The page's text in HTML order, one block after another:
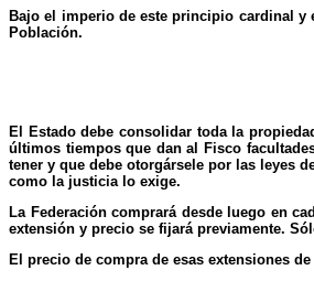
Bajo el imperio de este principio cardinal y
Población.
El Estado debe consolidar toda la
últimos tiempos que dan al Fisco
tener y que debe otorgársele por las leyes
como la justicia lo exige.
La Federación comprará desde luego en
extensión y precio se fijará previamente.
El precio de compra de esas extensiones